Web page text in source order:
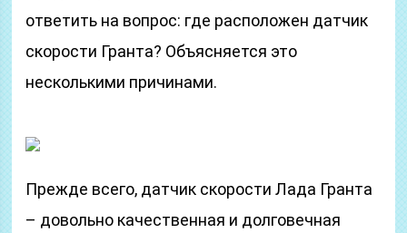
ответить на вопрос: где расположен датчик
скорости Гранта? Объясняется это
несколькими причинами.
Прежде всего, датчик скорости Лада Гранта
– довольно качественная и долговечная